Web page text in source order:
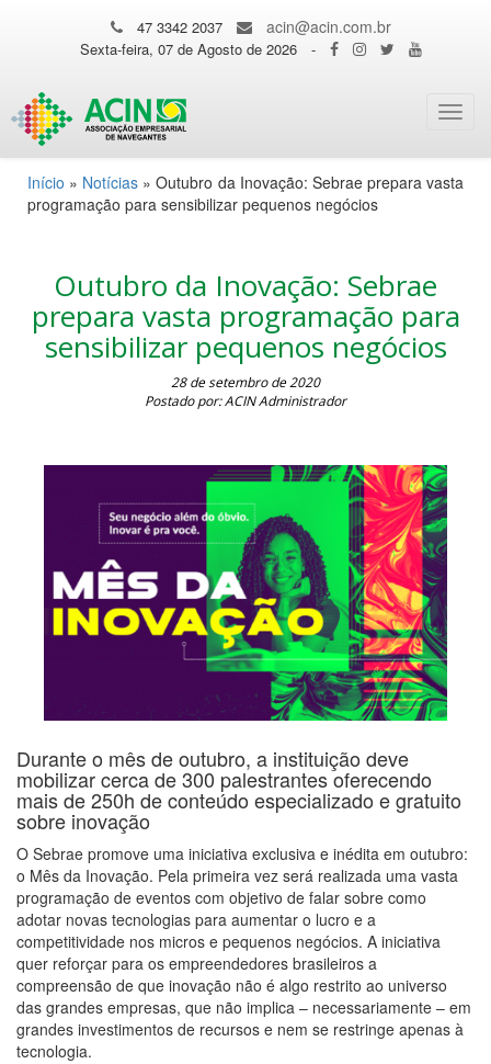
47 3342 2037 acin@acin.com.br
Sexta-feira, 07 de Agosto de 2026 -
Início » Notícias »Outubro da Inovação: Sebrae prepara vasta
programação para sensibilizar pequenos negócios
Outubro da Inovação: Sebrae
prepara vasta programação para
sensibilizar pequenos negócios
28 de setembro de 2020
Postado por: ACIN Administrador
Durante o mês de outubro, a instituição deve
mobilizar cerca de 300 palestrantes oferecendo
mais de 250h de conteúdo especializado e gratuito
sobre inovação
O Sebrae promove uma iniciativa exclusiva e inédita em outubro:
o Mês da Inovação. Pela primeira vez será realizada uma vasta
programação de eventos com objetivo de falar sobre como
adotar novas tecnologias para aumentar o lucro e a
competitividade nos micros e pequenos negócios. A iniciativa
quer reforçar para os empreendedores brasileiros a
compreensão de que inovação não é algo restrito ao universo
das grandes empresas, que não implica – necessariamente – em
grandes investimentos de recursos e nem se restringe apenas à
tecnologia.